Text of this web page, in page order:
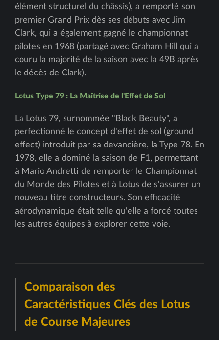
élément structurel du châssis), a remporté son
premier Grand Prix dès ses débuts avec Jim
Clark, qui a également gagné le championnat
pilotes en 1968 (partagé avec Graham Hill qui a
couru la majorité de la saison avec la 49B après
le décès de Clark).
Lotus Type 79 : La Maîtrise de l'Effet de Sol
La Lotus 79, surnommée "Black Beauty", a
perfectionné le concept d'effet de sol (ground
effect) introduit par sa devancière, la Type 78. En
1978, elle a dominé la saison de F1, permettant
à Mario Andretti de remporter le Championnat
du Monde des Pilotes et à Lotus de s'assurer un
nouveau titre constructeurs. Son efficacité
aérodynamique était telle qu'elle a forcé toutes
les autres équipes à explorer cette voie.
Comparaison des
Caractéristiques Clés des Lotus
de Course Majeures